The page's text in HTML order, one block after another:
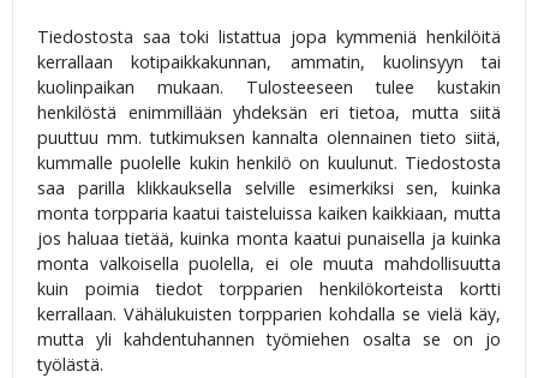
Tiedostosta saa toki listattua jopa kymmeniä henkilöitä
kerrallaan kotipaikkakunnan, ammatin, kuolinsyyn tai
kuolinpaikan mukaan. Tulosteeseen tulee kustakin
henkilöstä enimmillään yhdeksän eri tietoa, mutta siitä
puuttuu mm. tutkimuksen kannalta olennainen tieto siitä,
kummalle puolelle kukin henkilö on kuulunut. Tiedostosta
saa parilla klikkauksella selville esimerkiksi sen, kuinka
monta torpparia kaatui taisteluissa kaiken kaikkiaan, mutta
jos haluaa tietää, kuinka monta kaatui punaisella ja kuinka
monta valkoisella puolella, ei ole muuta mahdollisuutta
kuin poimia tiedot torpparien henkilökorteista kortti
kerrallaan. Vähälukuisten torpparien kohdalla se vielä käy,
mutta yli kahdentuhannen työmiehen osalta se on jo
työlästä.